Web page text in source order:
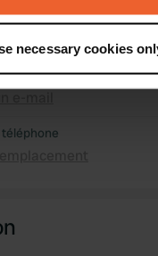
about your
accurate to within
features and to
necessary cookies
Web